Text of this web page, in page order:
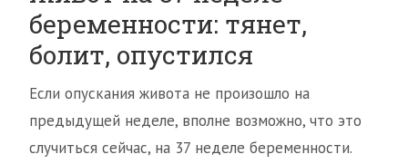
беременности: тянет,
болит, опустился
Если опускания живота не произошло на
предыдущей неделе, вполне возможно, что это
случиться сейчас, на 37 неделе беременности.